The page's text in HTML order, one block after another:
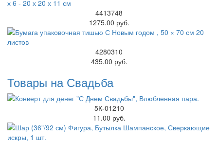
4413748
1275.00 руб.
4280310
435.00 руб.
Товары на Свадьба
5К-01210
11.00 руб.